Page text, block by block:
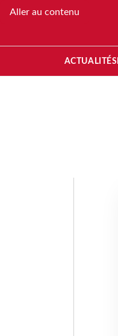
Aller au contenu
ACTUALITÉS